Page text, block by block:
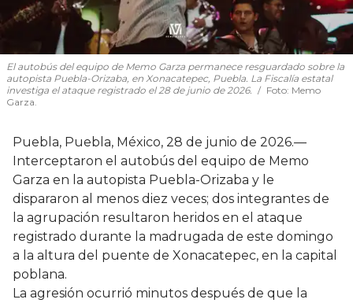
El autobús del equipo de Memo Garza permanece resguardado sobre la
autopista Puebla-Orizaba, en Xonacatepec, Puebla. La Fiscalía estatal
investiga el ataque registrado el 28 de junio de 2026.
Foto: Memo
Garza.
Puebla, Puebla, México, 28 de junio de 2026.—
Interceptaron el autobús del equipo de Memo
Garza en la autopista Puebla-Orizaba y le
dispararon al menos diez veces; dos integrantes de
la agrupación resultaron heridos en el ataque
registrado durante la madrugada de este domingo
a la altura del puente de Xonacatepec, en la capital
poblana.
La agresión ocurrió minutos después de que la